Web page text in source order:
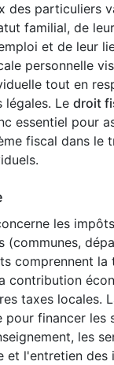
des particuliers
familial, de
et de leur
personnelle
tout en
légales. Le droit
essentiel pour
fiscal dans le
les
(communes,
comprennent la
contribution
taxes locales.
pour financer les
les
et l'entretien des